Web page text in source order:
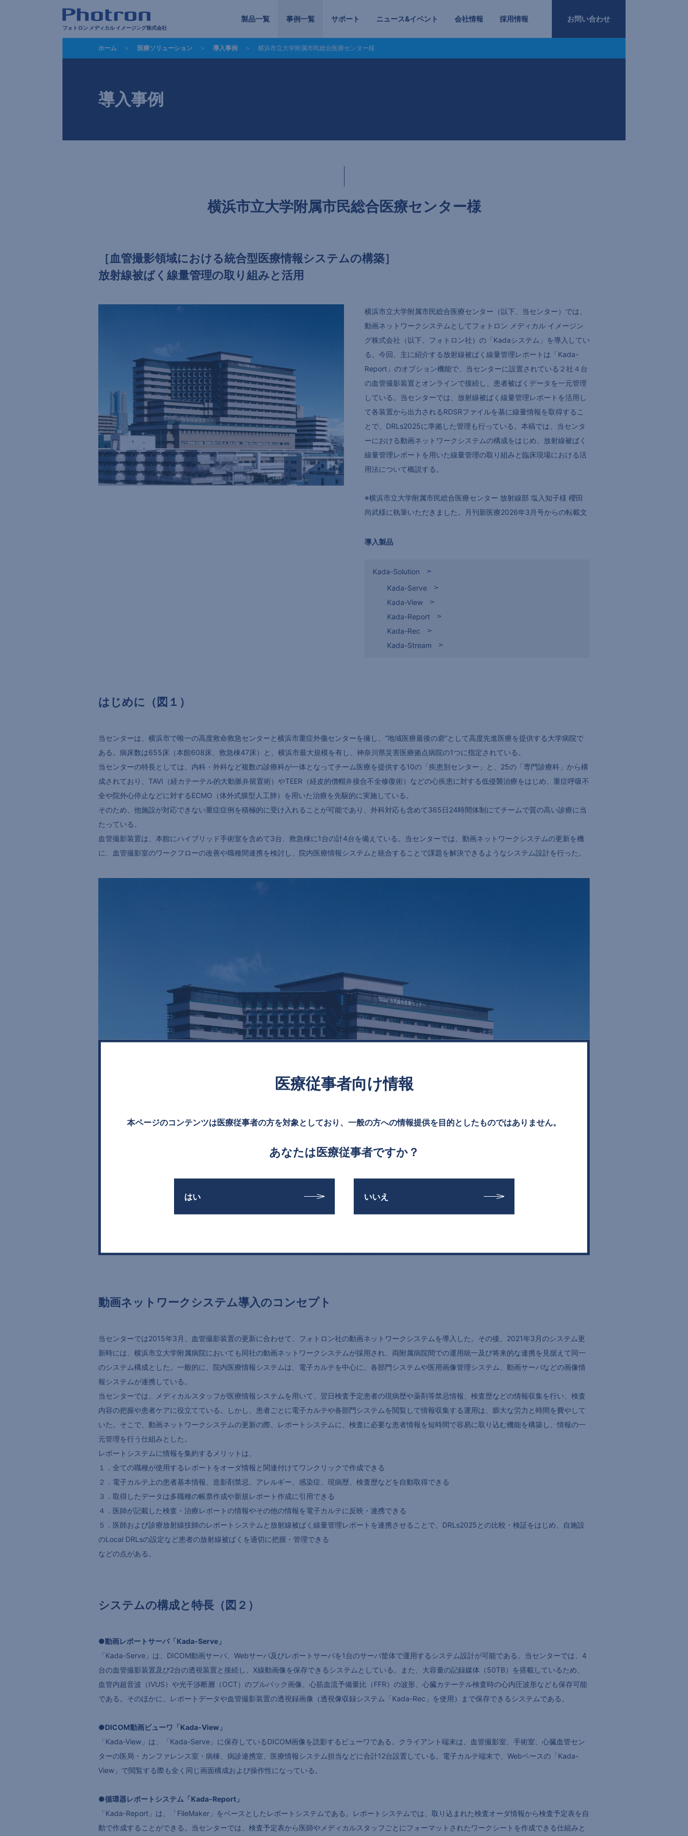
フォトロン メディカル イメージング株式会社
製品一覧 事例一覧 サポート ニュース&イベント 会社情報 採用情報 お問い合わせ
ホーム 医療ソリューション 導入事例 横浜市立大学附属市民総合医療センター様
導入事例
横浜市立大学附属市民総合医療センター様
［血管撮影領域における統合型医療情報システムの構築］
放射線被ばく線量管理の取り組みと活用
横浜市立大学附属市民総合医療センター（以下、当センター）では、
動画ネットワークシステムとしてフォトロン メディカル イメージン
グ株式会社（以下、フォトロン社）の「Kadaシステム」を導入してい
る。今回、主に紹介する放射線被ばく線量管理レポートは「Kada-
Report」のオプション機能で、当センターに設置されている２社４台
の血管撮影装置とオンラインで接続し、患者被ばくデータを一元管理
している。当センターでは、放射線被ばく線量管理レポートを活用し
て各装置から出力されるRDSRファイルを基に線量情報を取得するこ
とで、DRLs2025に準拠した管理も行っている。本稿では、当センタ
ーにおける動画ネットワークシステムの構成をはじめ、放射線被ばく
線量管理レポートを用いた線量管理の取り組みと臨床現場における活
用法について概説する。
※横浜市立大学附属市民総合医療センター 放射線部 塩入知子様 櫻田
尚武様に執筆いただきました。月刊新医療2026年3月号からの転載文
導入製品
Kada-Solution
Kada-Serve
Kada-View
Kada-Report
Kada-Rec
Kada-Stream
はじめに（図１）
当センターは、横浜市で唯一の高度救命救急センターと横浜市重症外傷センターを擁し、“地域医療最後の砦”として高度先進医療を提供する大学病院で
ある。病床数は655床（本館608床、救急棟47床）と、横浜市最大規模を有し、神奈川県災害医療拠点病院の1つに指定されている。
当センターの特長としては、内科・外科など複数の診療科が一体となってチーム医療を提供する10の「疾患別センター」と、25の「専門診療科」から構
成されており、TAVI（経カテーテル的大動脈弁留置術）やTEER（経皮的僧帽弁接合不全修復術）などの心疾患に対する低侵襲治療をはじめ、重症呼吸不
全や院外心停止などに対するECMO（体外式膜型人工肺）を用いた治療を先駆的に実施している。
そのため、他施設が対応できない重症症例を積極的に受け入れることが可能であり、外科対応も含めて365日24時間体制にてチームで質の高い診療に当
たっている。
血管撮影装置は、本館にハイブリッド手術室を含めて3台、救急棟に1台の計4台を備えている。当センターでは、動画ネットワークシステムの更新を機
に、血管撮影室のワークフローの改善や職種間連携を検討し、院内医療情報システムと統合することで課題を解決できるようなシステム設計を行った。
図1 当センター外観
動画ネットワークシステム導入のコンセプト
当センターでは2015年3月、血管撮影装置の更新に合わせて、フォトロン社の動画ネットワークシステムを導入した。その後、2021年3月のシステム更
新時には、横浜市立大学附属病院においても同社の動画ネットワークシステムが採用され、両附属病院間での運用統一及び将来的な連携を見据えて同一
のシステム構成とした。一般的に、院内医療情報システムは、電子カルテを中心に、各部門システムや医用画像管理システム、動画サーバなどの画像情
報システムが連携している。
当センターでは、メディカルスタッフが医療情報システムを用いて、翌日検査予定患者の現病歴や薬剤等禁忌情報、検査歴などの情報収集を行い、検査
内容の把握や患者ケアに役立てている。しかし、患者ごとに電子カルテや各部門システムを閲覧して情報収集する運用は、膨大な労力と時間を費やして
いた。そこで、動画ネットワークシステムの更新の際、レポートシステムに、検査に必要な患者情報を短時間で容易に取り込む機能を構築し、情報の一
元管理を行う仕組みとした。
レポートシステムに情報を集約するメリットは、
１．全ての職種が使用するレポートをオーダ情報と関連付けてワンクリックで作成できる
２．電子カルテ上の患者基本情報、造影剤禁忌、アレルギー、感染症、現病歴、検査歴などを自動取得できる
３．取得したデータは多職種の帳票作成や新規レポート作成に引用できる
４．医師が記載した検査・治療レポートの情報やその他の情報を電子カルテに反映・連携できる
５．医師および診療放射線技師のレポートシステムと放射線被ばく線量管理レポートを連携させることで、DRLs2025との比較・検証をはじめ、自施設
のLocal DRLsの設定など患者の放射線被ばくを適切に把握・管理できる
などの点がある。
システムの構成と特長（図２）
●動画レポートサーバ「Kada-Serve」
「Kada-Serve」は、DICOM動画サーバ、Webサーバ及びレポートサーバを1台のサーバ筐体で運用するシステム設計が可能である。当センターでは、4
台の血管撮影装置及び2台の透視装置と接続し、X線動画像を保存できるシステムとしている。また、大容量の記録媒体（50TB）を搭載しているため、
血管内超音波（IVUS）や光干渉断層（OCT）のプルバック画像、心筋血流予備量比（FFR）の波形、心臓カテーテル検査時の心内圧波形なども保存可能
である。そのほかに、レポートデータや血管撮影装置の透視録画像（透視像収録システム「Kada-Rec」を使用）まで保存できるシステムである。
●DICOM動画ビューワ「Kada-View」
「Kada-View」は、「Kada-Serve」に保存しているDICOM画像を読影するビューワである。クライアント端末は、血管撮影室、手術室、心臓血管セン
ターの医局・カンファレンス室・病棟、病診連携室、医療情報システム担当などに合計12台設置している。電子カルテ端末で、Webベースの「Kada-
View」で閲覧する際も全く同じ画面構成および操作性になっている。
●循環器レポートシステム「Kada-Report」
「Kada-Report」は、「FileMaker」をベースとしたレポートシステムである。レポートシステムでは、取り込まれた検査オーダ情報から検査予定表を自
動で作成することができる。当センターでは、検査予定表から医師やメディカルスタッフごとにフォーマットされたワークシートを作成できる仕組みと
医療従事者向け情報
本ページのコンテンツは医療従事者の方を対象としており、一般の方への情報提供を目的としたものではありません。
あなたは医療従事者ですか？
はい いいえ